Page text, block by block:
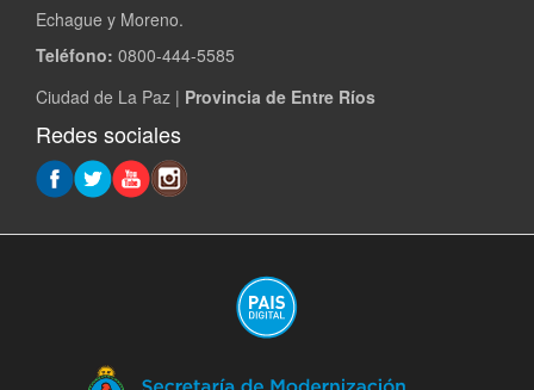
Echague y Moreno.
Teléfono: 0800-444-5585
Ciudad de La Paz | Provincia de Entre Ríos
Redes sociales